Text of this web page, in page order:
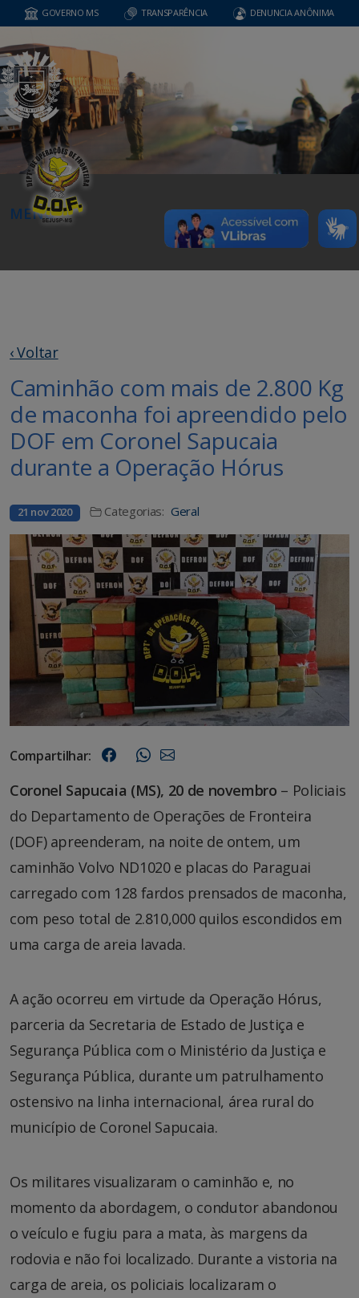
GOVERNO MS TRANSPARÊNCIA DENUNCIA ANÔNIMA
MENU
‹ Voltar
Caminhão com mais de 2.800 Kg
de maconha foi apreendido pelo
DOF em Coronel Sapucaia
durante a Operação Hórus
21 nov 2020 Categorias: Geral
Compartilhar:
Coronel Sapucaia (MS), 20 de novembro – Policiais
do Departamento de Operações de Fronteira
(DOF) apreenderam, na noite de ontem, um
caminhão Volvo ND1020 e placas do Paraguai
carregado com 128 fardos prensados de maconha,
com peso total de 2.810,000 quilos escondidos em
uma carga de areia lavada.
A ação ocorreu em virtude da Operação Hórus,
parceria da Secretaria de Estado de Justiça e
Segurança Pública com o Ministério da Justiça e
Segurança Pública, durante um patrulhamento
ostensivo na linha internacional, área rural do
município de Coronel Sapucaia.
Os militares visualizaram o caminhão e, no
momento da abordagem, o condutor abandonou
o veículo e fugiu para a mata, às margens da
rodovia e não foi localizado. Durante a vistoria na
carga de areia, os policiais localizaram o